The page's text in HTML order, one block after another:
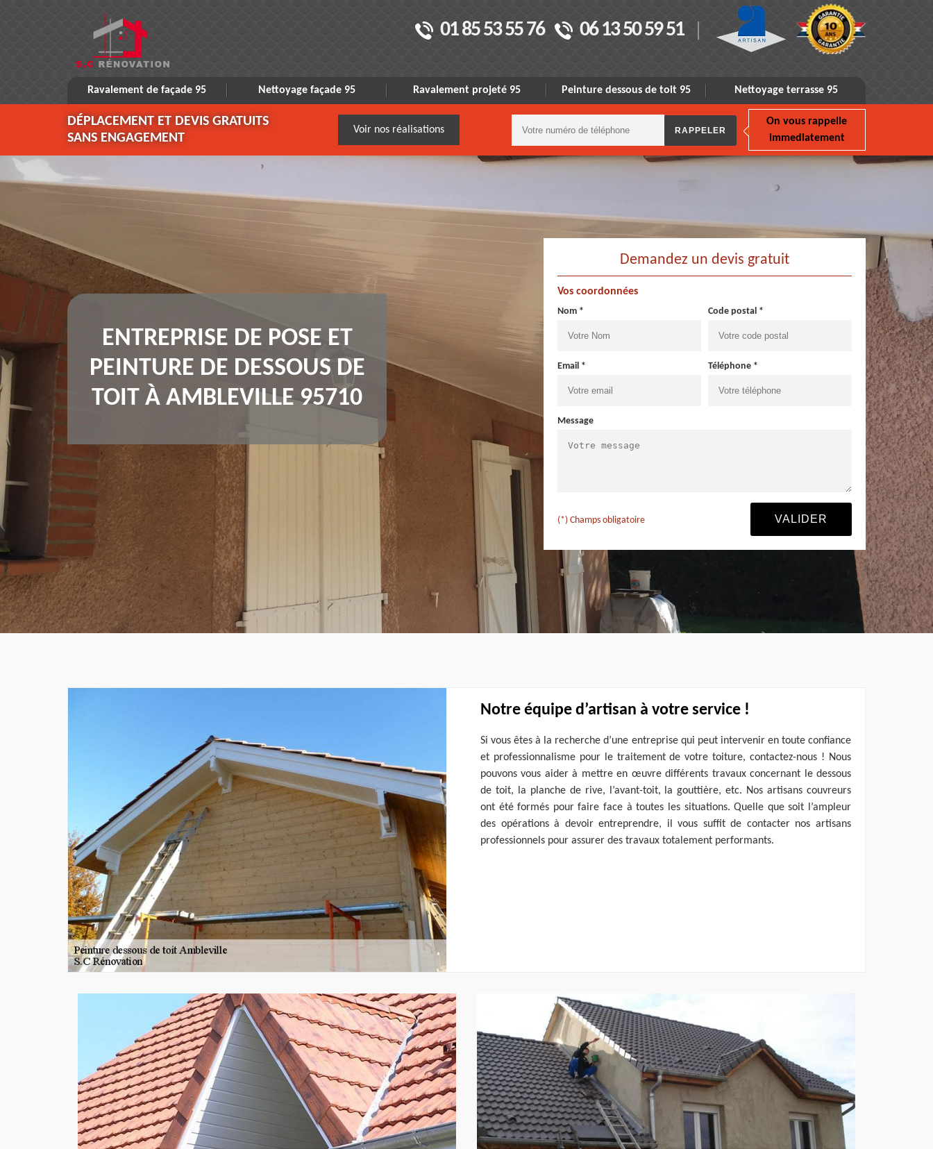
01 85 53 55 76 06 13 50 59 51
Ravalement de façade 95 Nettoyage façade 95 Ravalement projeté 95 Peinture dessous de toit 95 Nettoyage terrasse 95
DÉPLACEMENT ET DEVIS GRATUITS
SANS ENGAGEMENT
Voir nos réalisations
On vous rappelle
immediatement
ENTREPRISE DE POSE ET
PEINTURE DE DESSOUS DE
TOIT À AMBLEVILLE 95710
Demandez un devis gratuit
Vos coordonnées
Nom * Code postal *
Email * Téléphone *
Message
(*) Champs obligatoire
Notre équipe d’artisan à votre service !
Si vous êtes à la recherche d’une entreprise qui peut intervenir en toute confiance
et professionnalisme pour le traitement de votre toiture, contactez-nous ! Nous
pouvons vous aider à mettre en œuvre différents travaux concernant le dessous
de toit, la planche de rive, l’avant-toit, la gouttière, etc. Nos artisans couvreurs
ont été formés pour faire face à toutes les situations. Quelle que soit l’ampleur
des opérations à devoir entreprendre, il vous suffit de contacter nos artisans
professionnels pour assurer des travaux totalement performants.